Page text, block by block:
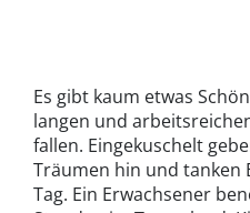
Es gibt kaum etwas
langen und
fallen. Eingekuschelt
Träumen hin und tanken
Tag. Ein Erwachsener